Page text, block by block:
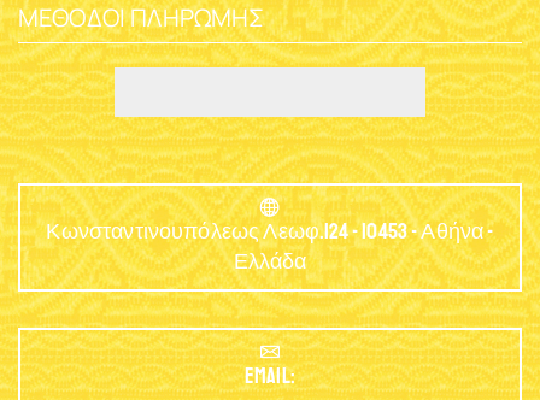
ΜΈΘΟΔΟΙ ΠΛΗΡΩΜΉΣ
Κωνσταντινουπόλεως Λεωφ.124 - 10453 - Αθήνα -
Ελλάδα
EMAIL: